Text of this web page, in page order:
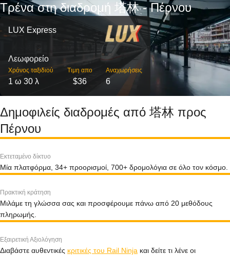
Τρένα στη διαδρομή 塔林 - Πέρνου
LUX Express
Λεωφορείο
Χρόνος ταξιδιού
1 ω 30 λ
Τιμη απο
$36
Αναχωρήσεις
6
Δημοφιλείς διαδρομές από 塔林 προς
Πέρνου
Εκτεταμένο δίκτυο
Μία πλατφόρμα, 34+ προορισμοί, 700+ δρομολόγια σε όλο τον κόσμο.
Πρακτική κράτηση
Μιλάμε τη γλώσσα σας και προσφέρουμε πάνω από 20 μεθόδους
πληρωμής.
Εξαιρετική Αξιολόγηση
Διαβάστε αυθεντικές κριτικές του Rail Ninja και δείτε τι λένε οι